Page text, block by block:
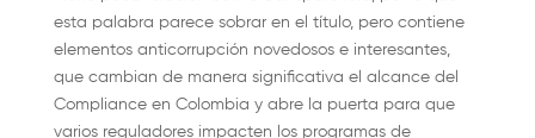
esta palabra parece sobrar en el título, pero contiene
elementos anticorrupción novedosos e interesantes,
que cambian de manera significativa el alcance del
Compliance en Colombia y abre la puerta para que
varios reguladores impacten los programas de